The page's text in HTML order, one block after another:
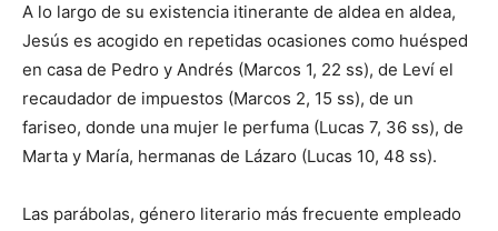
A lo largo de su existencia itinerante de aldea en aldea,
Jesús es acogido en repetidas ocasiones como huésped
en casa de Pedro y Andrés (Marcos 1, 22 ss), de Leví el
recaudador de impuestos (Marcos 2, 15 ss), de un
fariseo, donde una mujer le perfuma (Lucas 7, 36 ss), de
Marta y María, hermanas de Lázaro (Lucas 10, 48 ss).
Las parábolas, género literario más frecuente empleado